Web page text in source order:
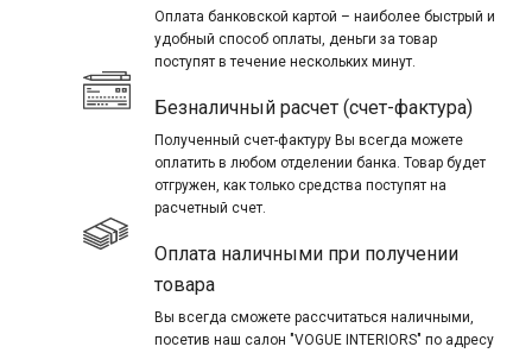
Оплата банковской картой – наиболее быстрый и
удобный способ оплаты, деньги за товар
поступят в течение нескольких минут.
Безналичный расчет (счет-фактура)
Полученный счет-фактуру Вы всегда можете
оплатить в любом отделении банка. Товар будет
отгружен, как только средства поступят на
расчетный счет.
Оплата наличными при получении
товара
Вы всегда сможете рассчитаться наличными,
посетив наш салон "VOGUE INTERIORS" по адресу